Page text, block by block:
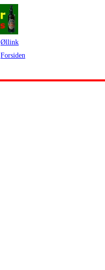
Øllink
Forsiden